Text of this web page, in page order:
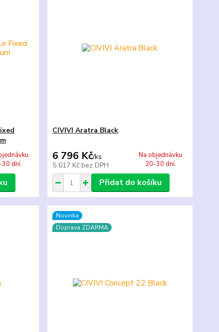
dní.
CIVIVI Aratra Black
6 796 Kč/ks
5 617 Kč bez DPH
Na objednávku
20-30 dní.
Přidat do košíku
Novinka
Doprava ZDARMA